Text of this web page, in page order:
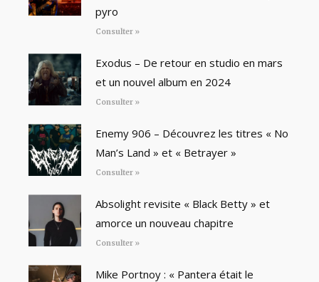
pyro
Consulter »
Exodus – De retour en studio en mars
et un nouvel album en 2024
Consulter »
Enemy 906 – Découvrez les titres « No
Man’s Land » et « Betrayer »
Consulter »
Absolight revisite « Black Betty » et
amorce un nouveau chapitre
Consulter »
Mike Portnoy : « Pantera était le